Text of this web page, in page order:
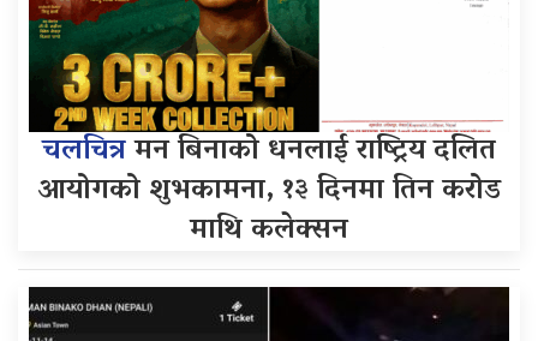
चलचित्रमन बिनाको धनलाई राष्ट्रिय दलित
आयोगको शुभकामना, १३ दिनमा तिन करोड
माथि कलेक्सन